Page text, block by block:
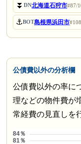
⏬DN北海道石狩市#87/
⚓BOT島根県浜田市
公債費以外の分析欄
公債費以外の率に
理などの物件費が
常経費の見直しを